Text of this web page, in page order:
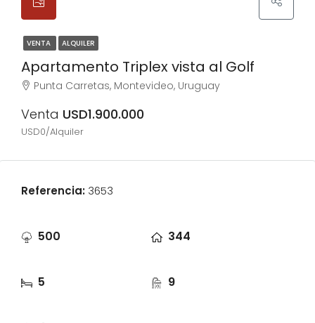
VENTA ALQUILER
Apartamento Triplex vista al Golf
Punta Carretas, Montevideo, Uruguay
Venta USD1.900.000
USD0/Alquiler
Referencia: 3653
500 344
5 9